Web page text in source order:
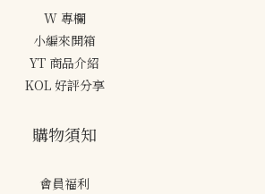
W 專欄
小編來開箱
YT 商品介紹
KOL 好評分享
購物須知
會員福利